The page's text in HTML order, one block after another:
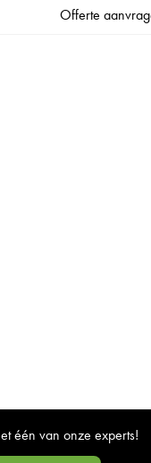
Offerte
één van onze experts!